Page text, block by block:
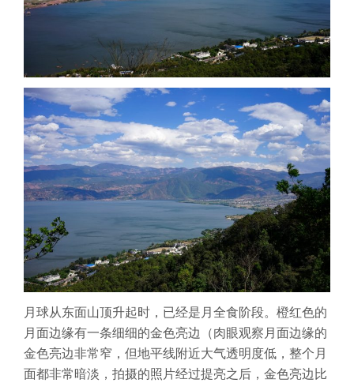
月球从东面山顶升起时，已经是月全食阶段。橙红色的
月面边缘有一条细细的金色亮边（肉眼观察月面边缘的
金色亮边非常窄，但地平线附近大气透明度低，整个月
面都非常暗淡，拍摄的照片经过提亮之后，金色亮边比